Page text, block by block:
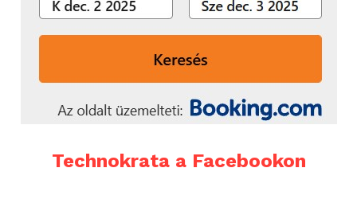
Technokrata a Facebookon